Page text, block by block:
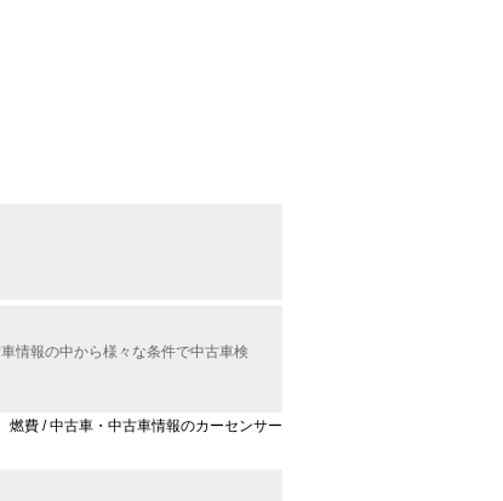
情報の中から様々な条件で中古車検
費 / 中古車・中古車情報のカーセンサー